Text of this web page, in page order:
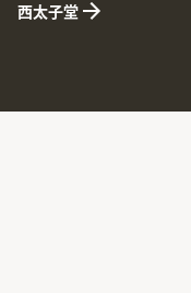
上りの隣接駅
西太子堂